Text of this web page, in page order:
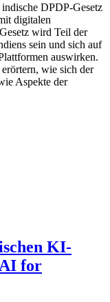
DPDP-Gesetz
digitalen
wird Teil der
sein und sich auf
auswirken.
wie sich der
Aspekte der
KI-
for